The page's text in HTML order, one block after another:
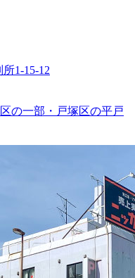
1-15-12
の一部・戸塚区の平戸